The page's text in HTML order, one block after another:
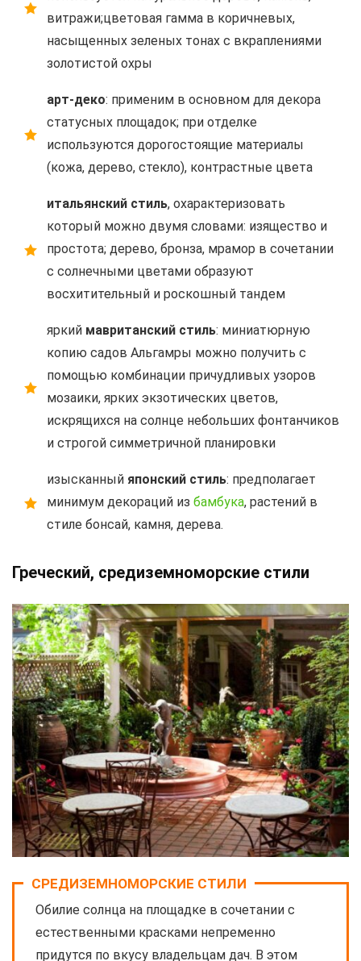
витражи;цветовая гамма в коричневых,
насыщенных зеленых тонах с вкраплениями
золотистой охры
арт-деко: применим в основном для декора
статусных площадок; при отделке
используются дорогостоящие материалы
(кожа, дерево, стекло), контрастные цвета
итальянский стиль, охарактеризовать
который можно двумя словами: изящество и
простота; дерево, бронза, мрамор в сочетании
с солнечными цветами образуют
восхитительный и роскошный тандем
яркий мавританский стиль: миниатюрную
копию садов Альгамры можно получить с
помощью комбинации причудливых узоров
мозаики, ярких экзотических цветов,
искрящихся на солнце небольших фонтанчиков
и строгой симметричной планировки
изысканный японский стиль: предполагает
минимум декораций из бамбука, растений в
стиле бонсай, камня, дерева.
Греческий, средиземноморские стили
СРЕДИЗЕМНОМОРСКИЕ СТИЛИ
Обилие солнца на площадке в сочетании с
естественными красками непременно
придутся по вкусу владельцам дач. В этом